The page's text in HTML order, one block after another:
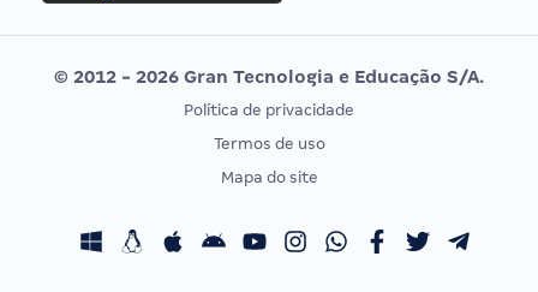
Editais publicados
Vunesp
CONCURSOS POR PROFISSÃO
Concursos Fiscais
EXAME DE ORDEM
Calendário OAB
© 2012 - 2026 Gran Tecnologia e Educação S/A.
Política de privacidade
Termos de uso
Mapa do site